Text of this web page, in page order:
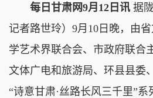
每日甘肃网9月12日讯 据
记者路世玲）9月10日晚，由
学艺术界联合会、市政府联合
文体广电和旅游局、环县县委
“诗意甘肃·丝路长风三千里”